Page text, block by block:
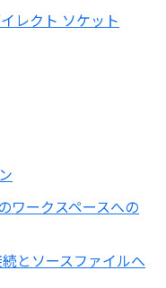
レクト ソケット
ワークスペースへの
とソースファイルへ